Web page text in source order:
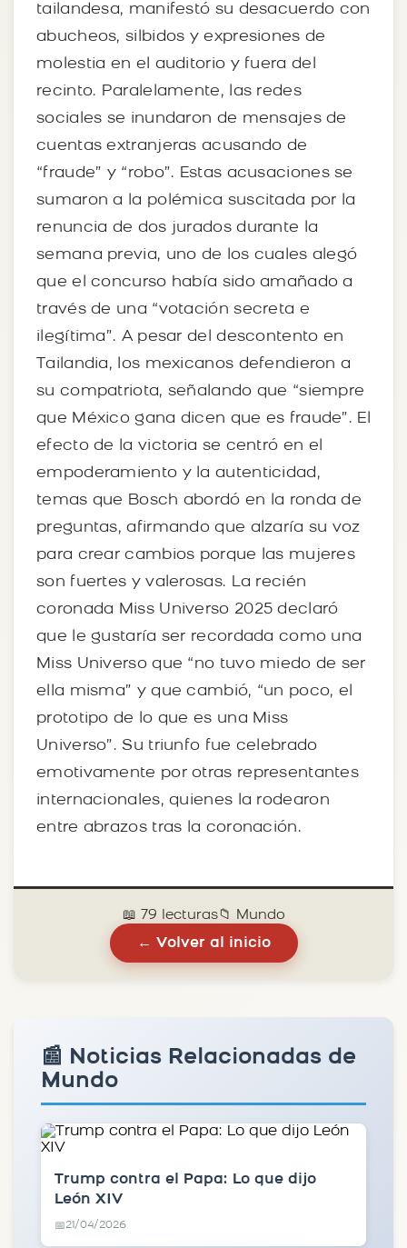
tailandesa, manifestó su desacuerdo con
abucheos, silbidos y expresiones de
molestia en el auditorio y fuera del
recinto. Paralelamente, las redes
sociales se inundaron de mensajes de
cuentas extranjeras acusando de
“fraude” y “robo”. Estas acusaciones se
sumaron a la polémica suscitada por la
renuncia de dos jurados durante la
semana previa, uno de los cuales alegó
que el concurso había sido amañado a
través de una “votación secreta e
ilegítima”. A pesar del descontento en
Tailandia, los mexicanos defendieron a
su compatriota, señalando que “siempre
que México gana dicen que es fraude”. El
efecto de la victoria se centró en el
empoderamiento y la autenticidad,
temas que Bosch abordó en la ronda de
preguntas, afirmando que alzaría su voz
para crear cambios porque las mujeres
son fuertes y valerosas. La recién
coronada Miss Universo 2025 declaró
que le gustaría ser recordada como una
Miss Universo que “no tuvo miedo de ser
ella misma” y que cambió, “un poco, el
prototipo de lo que es una Miss
Universo”. Su triunfo fue celebrado
emotivamente por otras representantes
internacionales, quienes la rodearon
entre abrazos tras la coronación.
📖 79 lecturas📁 Mundo
← Volver al inicio
📰 Noticias Relacionadas de
Mundo
Trump contra el Papa: Lo que dijo
León XIV
📅21/04/2026